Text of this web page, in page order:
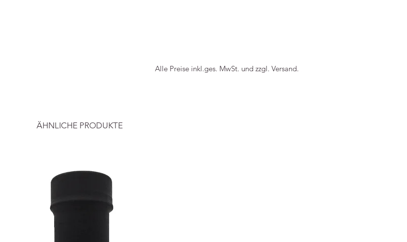
Alle Preise inkl.ges. MwSt. und zzgl. Versand.
ÄHNLICHE PRODUKTE